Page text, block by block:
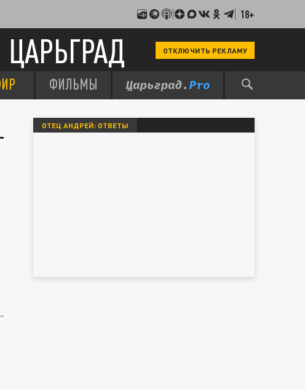
18+
ЦАРЬГРАД ОТКЛЮЧИТЬ РЕКЛАМУ
ФИЛЬМЫ
ОТЕЦ АНДРЕЙ: ОТВЕТЫ